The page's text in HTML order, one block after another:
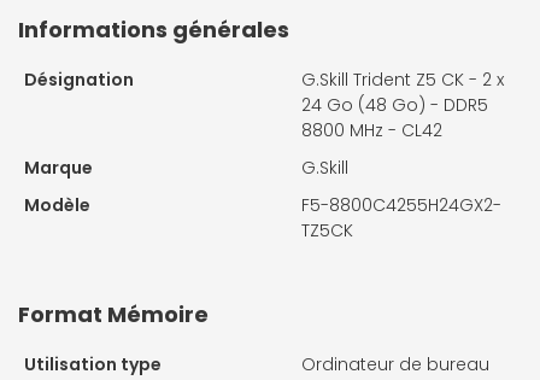
Informations générales
Désignation
G.Skill Trident Z5 CK - 2 x
24 Go (48 Go) - DDR5
8800 MHz - CL42
Marque
G.Skill
Modèle
F5-8800C4255H24GX2-
TZ5CK
Format Mémoire
Utilisation type
Ordinateur de bureau